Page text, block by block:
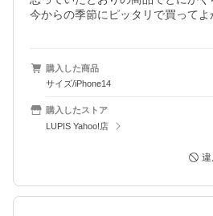
今からの季節にピッタリで買ってよ
購入した商品
サイズ/iPhone14
購入したストア
LUPIS Yahoo!店